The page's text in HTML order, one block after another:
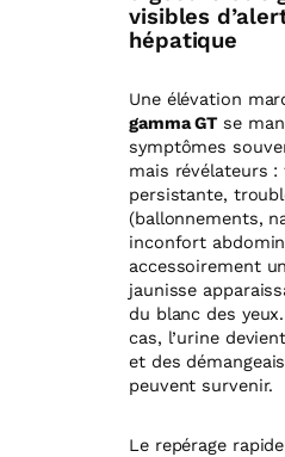
visibles
hépatique
Une élévation
gamma GTse
symptômes
mais révélateurs :
persistante,
(ballonnements,
inconfort
accessoirement
jaunisse
du blanc des
cas, l’urine
et des
peuvent survenir.
Le repérage